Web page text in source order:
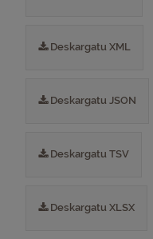
Deskargatu XML
Deskargatu JSON
Deskargatu TSV
Deskargatu XLSX